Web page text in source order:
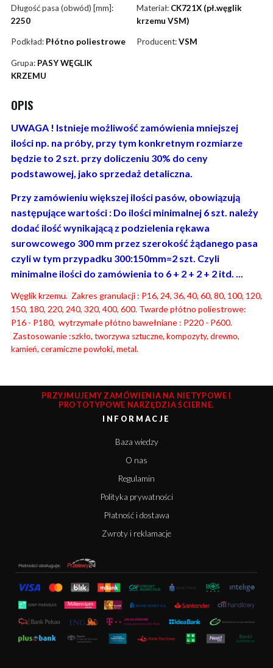
Długość pasa (obwód) [mm]:
2250
Materiał: CK721X (pł.węglik
krzemu VSM)
Podkład: Płótno poliestrowe Producent:VSM
Grupa: PASY WĘGLIK
KRZEMU
OPIS
UWAGA ! Istnieje możliwość zamówienia mniejszej
ilości np. na próby, przy tym konkretnym rozmiarze
będzie to 2 szt. przy doliczeniu 30% do ceny
podstawowej, jako sprzedaż detaliczna.
Przy zamówieniu większej ilości pasów, obowiązują
następujące wartości : Do ilości minimalnej 6 szt. należy
dodać ilość wynikającą z podzielenia rękawa
surowcowego 300 mm przez szerokość żądanego pasa
czyli w tym przypadku 300:150mm=2 szt. Czyli
minimalne ilości do zamówienia to 6 + 2 + 2 + 2 itd. ...
Węglik krzemu. Zakres granulacji : P16, 24, 36, 40, 60, 80, 100, 120,
150, 180, 220, 240, 320, 400, 600. Twarde płótno poliestrowe:
P16 - P180, wytrzymałe płótno bawełniane : P220 - P600.
Zastosowanie :szkło, tworzywa sztuczne, kompozyty, drewno,
kamień, ceramiczne powłoki, metal.
PRZYJMUJEMY ZAMÓWIENIA NA NIETYPOWE I
PROTOTYPOWE NARZĘDZIA ŚCIERNE.
INFORMACJE
Baza wiedzy
O nas
Regulamin
Polityka prywatności
Płatność i dostawa
Zwroty i reklamacje